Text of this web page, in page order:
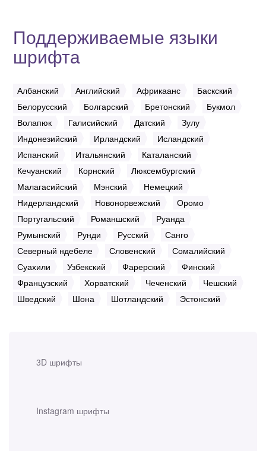
3D шрифты
Instagram шрифты
Поддерживаемые языки
шрифта
Албанский Английский Африкаанс
Баскский
Белорусский
Болгарский Бретонский
Букмол
Волапюк
Галисийский Датский
Зулу
Индонезийский
Ирландский
Исландский
Испанский
Итальянский
Каталанский
Кечуанский
Корнский
Люксембургский
Малагасийский
Мэнский
Немецкий
Нидерландский
Новонорвежский
Оромо
Португальский
Романшский
Руанда
Румынский
Рунди Русский
Санго
Северный ндебеле
Словенский
Сомалийский
Суахили
Узбекский Фарерский
Финский
Французский
Хорватский Чеченский
Чешский
Шведский
Шона Шотландский Эстонский